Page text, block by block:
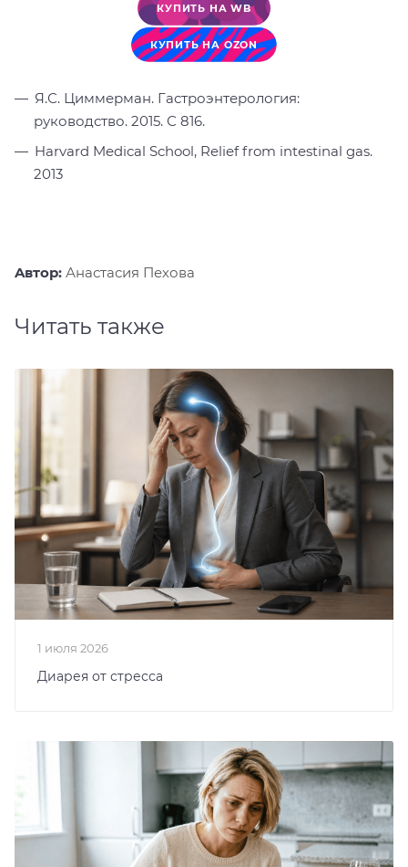
КУПИТЬ НА WB
КУПИТЬ НА OZON
Я.С. Циммерман. Гастроэнтерология:
руководство. 2015. С 816.
Harvard Medical School, Relief from intestinal gas.
2013
Aвтор: Анастасия Пехова
Читать также
1 июля 2026
Диарея от стресса